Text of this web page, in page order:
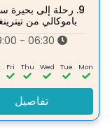
9. رحلة إلى بحيرة
باموكالي من
Mon
Tue
Wed
Thu
Fri
تفاصيل